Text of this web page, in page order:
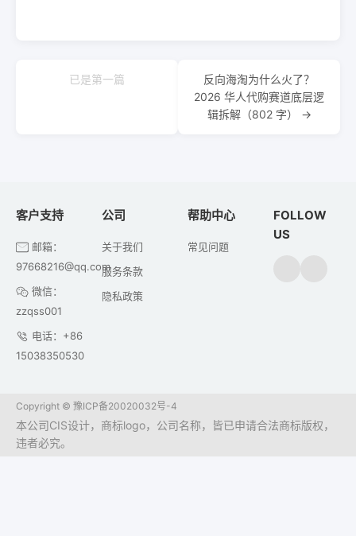
已是第一篇
反向海淘为什么火了？
2026 华人代购赛道底层逻
辑拆解（802 字） →
客户支持
邮箱：
97668216@qq.com
微信：
zzqss001
电话：+86
15038350530
公司
关于我们
服务条款
隐私政策
帮助中心
常见问题
FOLLOW
US
Copyright © 豫ICP备20020032号-4
本公司CIS设计，商标logo，公司名称，皆已申请合法商标版权，
违者必究。